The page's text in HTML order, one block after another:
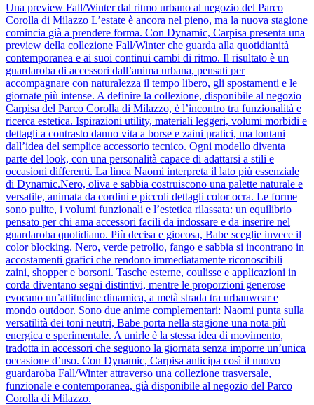
Una preview Fall/Winter dal ritmo urbano al negozio del Parco
Corolla di Milazzo L’estate è ancora nel pieno, ma la nuova stagione
comincia già a prendere forma. Con Dynamic, Carpisa presenta una
preview della collezione Fall/Winter che guarda alla quotidianità
contemporanea e ai suoi continui cambi di ritmo. Il risultato è un
guardaroba di accessori dall’anima urbana, pensati per
accompagnare con naturalezza il tempo libero, gli spostamenti e le
giornate più intense. A definire la collezione, disponibile al negozio
Carpisa del Parco Corolla di Milazzo, è l’incontro tra funzionalità e
ricerca estetica. Ispirazioni utility, materiali leggeri, volumi morbidi e
dettagli a contrasto danno vita a borse e zaini pratici, ma lontani
dall’idea del semplice accessorio tecnico. Ogni modello diventa
parte del look, con una personalità capace di adattarsi a stili e
occasioni differenti. La linea Naomi interpreta il lato più essenziale
di Dynamic.Nero, oliva e sabbia costruiscono una palette naturale e
versatile, animata da cordini e piccoli dettagli color ocra. Le forme
sono pulite, i volumi funzionali e l’estetica rilassata: un equilibrio
pensato per chi ama accessori facili da indossare e da inserire nel
guardaroba quotidiano. Più decisa e giocosa, Babe sceglie invece il
color blocking. Nero, verde petrolio, fango e sabbia si incontrano in
accostamenti grafici che rendono immediatamente riconoscibili
zaini, shopper e borsoni. Tasche esterne, coulisse e applicazioni in
corda diventano segni distintivi, mentre le proporzioni generose
evocano un’attitudine dinamica, a metà strada tra urbanwear e
mondo outdoor. Sono due anime complementari: Naomi punta sulla
versatilità dei toni neutri, Babe porta nella stagione una nota più
energica e sperimentale. A unirle è la stessa idea di movimento,
tradotta in accessori che seguono la giornata senza imporre un’unica
occasione d’uso. Con Dynamic, Carpisa anticipa così il nuovo
guardaroba Fall/Winter attraverso una collezione trasversale,
funzionale e contemporanea, già disponibile al negozio del Parco
Corolla di Milazzo.